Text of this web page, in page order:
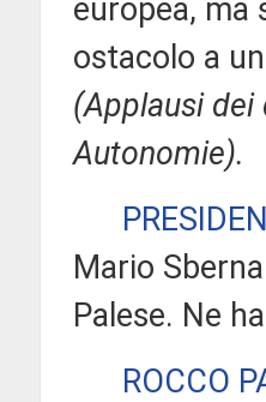
europea, ma
ostacolo a
(Applausi
Autonomie).
Mario
Palese. Ne
ROCCO